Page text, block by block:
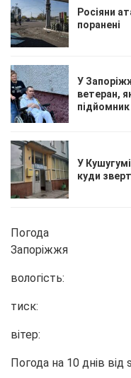
Росіяни
поранені
У
ветеран,
підйомник
У
куди
Погода
Запоріжжя
вологість:
тиск:
вітер:
Погода на 10 днів від